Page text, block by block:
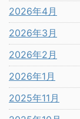
2026年4月
2026年3月
2026年2月
2026年1月
2025年11月